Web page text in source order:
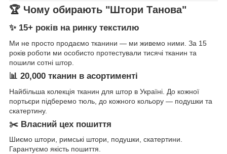
🏆 Чому обирають "Штори Танова"
✨ 15+ років на ринку текстилю
Ми не просто продаємо тканини — ми живемо ними. За 15
років роботи ми особисто протестували тисячі тканин та
пошили сотні штор.
📊 20,000 тканин в асортименті
Найбільша колекція тканин для штор в Україні. До кожної
портьєри підберемо тюль, до кожного кольору — подушки та
скатертину.
✂️ Власний цех пошиття
Шиємо штори, римські штори, подушки, скатертини.
Гарантуємо якість пошиття.